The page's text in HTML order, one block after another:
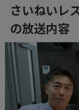
さいねいレ
の放送内容